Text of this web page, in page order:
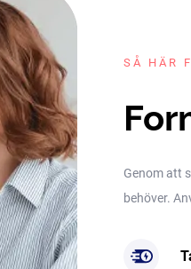
SÅ HÄR
Genom att
behöver.